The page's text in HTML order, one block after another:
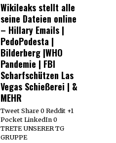
Wikileaks stellt alle
seine Dateien online
– Hillary Emails |
PedoPodesta |
Bilderberg |WHO
Pandemie | FBI
Scharfschützen Las
Vegas Schießerei | &
MEHR
Tweet Share 0 Reddit +1
Pocket LinkedIn 0
TRETE UNSERER TG
GRUPPE